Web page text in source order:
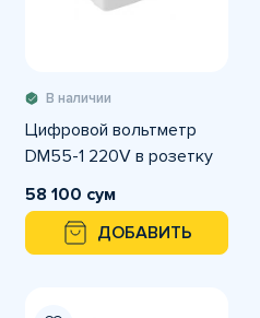
В наличии
Цифровой вольтметр
DM55-1 220V в розетку
58 100 сум
ДОБАВИТЬ